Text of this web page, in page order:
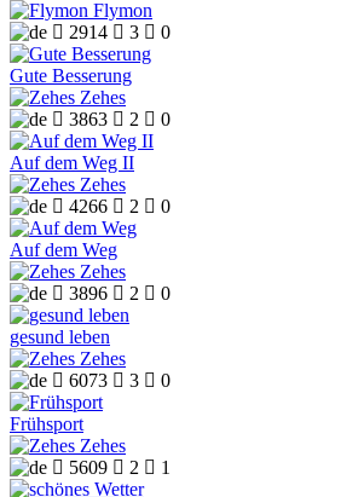
Flymon
 2914  3  0
Gute Besserung
Zehes
 3863  2  0
Auf dem Weg II
Zehes
 4266  2  0
Auf dem Weg
Zehes
 3896  2  0
gesund leben
Zehes
 6073  3  0
Frühsport
Zehes
 5609  2  1